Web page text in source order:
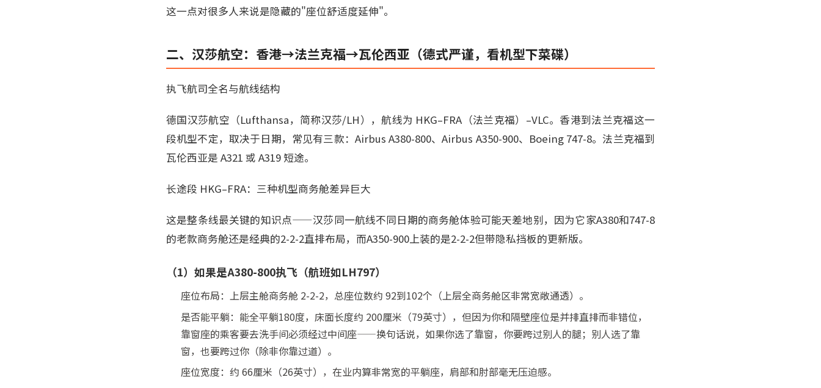
这一点对很多人来说是隐藏的"座位舒适度延伸"。
二、汉莎航空：香港→法兰克福→瓦伦西亚（德式严谨，看机型下菜碟）
执飞航司全名与航线结构
德国汉莎航空（Lufthansa，简称汉莎/LH），航线为 HKG–FRA（法兰克福）–VLC。香港到法兰克福这一
段机型不定，取决于日期，常见有三款：Airbus A380-800、Airbus A350-900、Boeing 747-8。法兰克福到
瓦伦西亚是 A321 或 A319 短途。
长途段 HKG–FRA：三种机型商务舱差异巨大
这是整条线最关键的知识点——汉莎同一航线不同日期的商务舱体验可能天差地别，因为它家A380和747-8
的老款商务舱还是经典的2-2-2直排布局，而A350-900上装的是2-2-2但带隐私挡板的更新版。
（1）如果是A380-800执飞（航班如LH797）
座位布局：上层主舱商务舱 2-2-2，总座位数约 92到102个（上层全商务舱区非常宽敞通透）。
是否能平躺：能全平躺180度，床面长度约 200厘米（79英寸），但因为你和隔壁座位是并排直排而非错位，
靠窗座的乘客要去洗手间必须经过中间座——换句话说，如果你选了靠窗，你要跨过别人的腿；别人选了靠
窗，也要跨过你（除非你靠过道）。
座位宽度：约 66厘米（26英寸），在业内算非常宽的平躺座，肩部和肘部毫无压迫感。